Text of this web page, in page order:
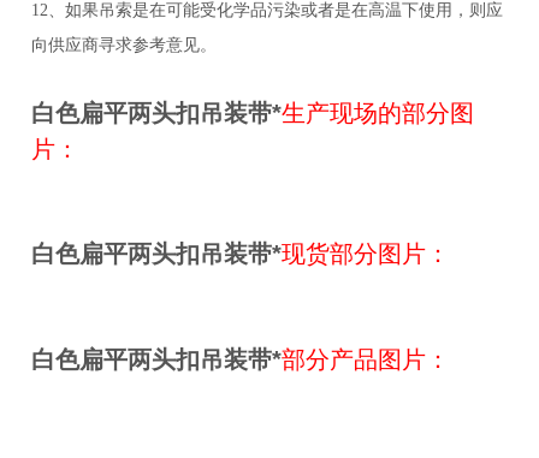
12、如果吊索是在可能受化学品污染或者是在高温下使用，则应
向供应商寻求参考意见。
白色扁平两头扣吊装带*生产现场的部分图
片：
白色扁平两头扣吊装带*现货部分图片：
白色扁平两头扣吊装带*部分产品图片：